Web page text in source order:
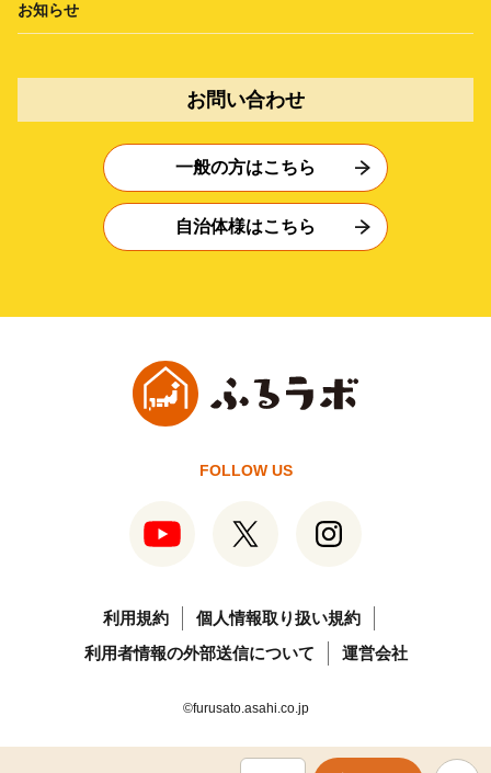
お知らせ
お問い合わせ
一般の方はこちら
自治体様はこちら
FOLLOW US
利用規約
個人情報取り扱い規約
利用者情報の外部送信について
運営会社
©furusato.asahi.co.jp